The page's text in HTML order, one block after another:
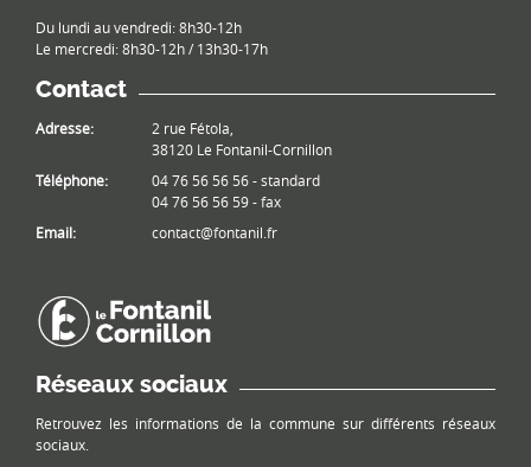
Du lundi au vendredi: 8h30-12h
Le mercredi: 8h30-12h / 13h30-17h
Contact
Adresse:
2 rue Fétola,
38120 Le Fontanil-Cornillon
Téléphone:
04 76 56 56 56 - standard
04 76 56 56 59 - fax
Email:
contact@fontanil.fr
Réseaux sociaux
Retrouvez les informations de la commune sur différents réseaux
sociaux.